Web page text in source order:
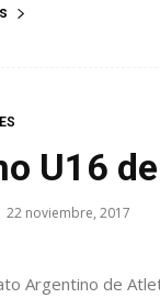
U16
22 noviembre, 2017
Argentino de